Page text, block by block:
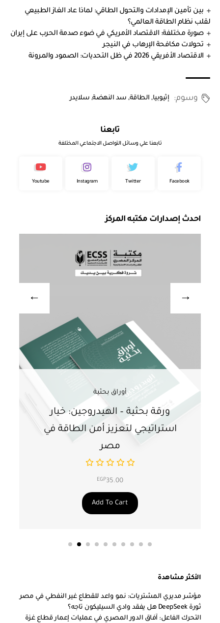
بين تأمين الإمدادات والتحول الطاقي: لماذا عاد الغاز الطبيعي
لقلب نظام الطاقة العالمي؟
صورة مختلفة: الاقتصاد الأمريكي في ضوء صدمة الحرب على إيران
تحولات مكافحة الإرهاب في النيجر
الاقتصاد الأفريقي 2026 في ظل التحديات: الصمود والمرونة
وسوم: إثيوبيا,الطاقة,سد النهضة,سلايدر
تابعنا
تابعنا علي وسائل التواصل الاجتماعي المختلفة
Facebook
Twitter
Instagram
Youtube
احدث إصدارات مكتبه المركز
أوراق بحثية
ورقة بحثية – الهيدروجين: خيار
استراتيجي لتعزيز أمن الطاقة في
مصر
EGP35.00
Add To Cart
الأكثر مشاهدة
مؤشر مديري المشتريات: نمو واعد للقطاع غير النفطي في مصر
ثورة DeepSeek هل يفقد وادي السيليكون تاجه؟
التحرك الفاعل: آفاق الدور المصري في عمليات إعمار قطاع غزة